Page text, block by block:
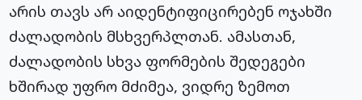
არის თავს არ აიდენტიფიცირებენ ოჯახში
ძალადობის მსხვერპლთან. ამასთან,
ძალადობის სხვა ფორმების შედეგები
ხშირად უფრო მძიმეა, ვიდრე ზემოთ